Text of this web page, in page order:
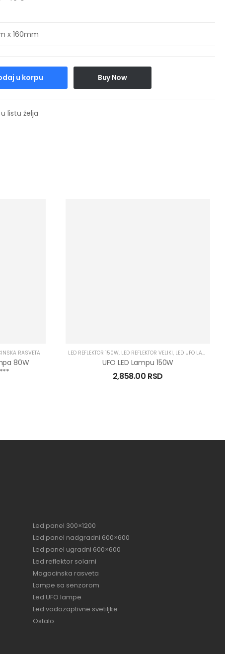
x 160mm
u korpu Buy Now
listu želja
RASVETA
80W
LED REFLEKTOR 150W, LED REFLEKTOR VELIKI, LED UFO LAMPE
UFO LED Lampu 150W
2,858.00 RSD
Led panel 300×1200
Led panel nadgradni 600×600
Led panel ugradni 600×600
Led reflektor solarni
Magacinska rasveta
Lampe sa senzorom
Led UFO lampe
Led vodozaptivne svetiljke
Ostalo